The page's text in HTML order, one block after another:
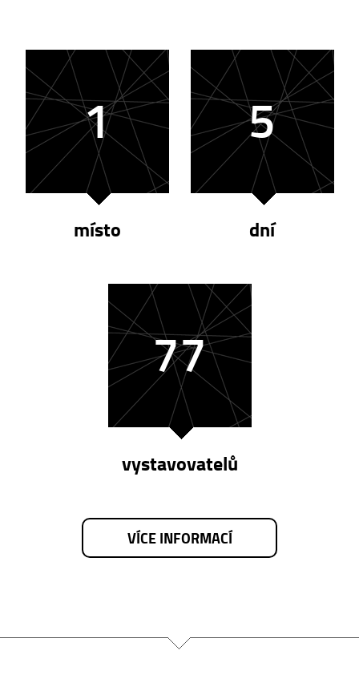
1
místo
5
dní
77
vystavovatelů
VÍCE INFORMACÍ